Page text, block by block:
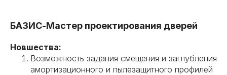
БАЗИС-Мастер проектирования дверей
Новшества:
Возможность задания смещения и заглубления
амортизационного и пылезащитного профилей